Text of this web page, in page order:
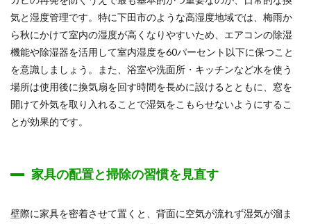
気と湿度管理です。特に下田市のような高湿度地域では、梅雨か
ら秋にかけて室内の湿度が高くなりやすいため、エアコンの除湿
機能や除湿器を活用して室内湿度を60パーセント以下に保つこと
を意識しましょう。また、浴室や洗面所・キッチンなど水を使う
場所は使用後に換気扇を回す時間を長めに設けるとともに、窓を
開けて外気を取り入れることで湿気をこもらせないようにするこ
とが効果的です。
家具の配置と掃除の習慣を見直す
壁際に家具を密着させて置くと、背面に空気が流れず湿気が溜ま